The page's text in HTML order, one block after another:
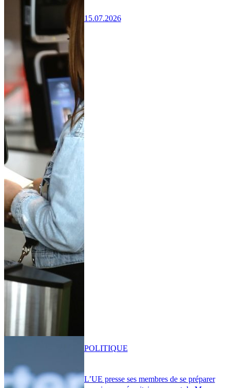
15.07.2026
L’UE presse ses membres de se préparer
POLITIQUE